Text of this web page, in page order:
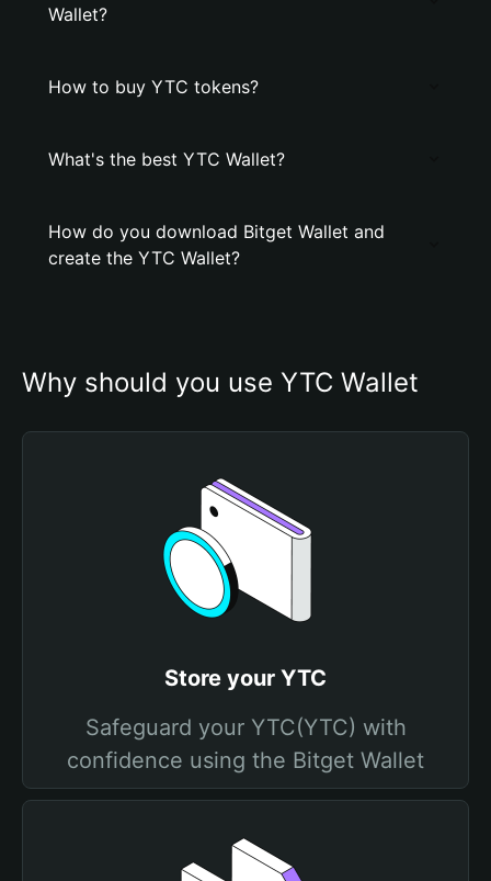
Wallet?
How to buy YTC tokens?
What's the best YTC Wallet?
How do you download Bitget Wallet and
create the YTC Wallet?
Why should you use YTC Wallet
Store your YTC
Safeguard your YTC(YTC) with
confidence using the Bitget Wallet